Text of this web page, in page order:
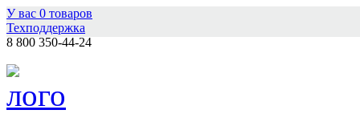
У вас 0 товаров
Техподдержка
8 800 350-44-24